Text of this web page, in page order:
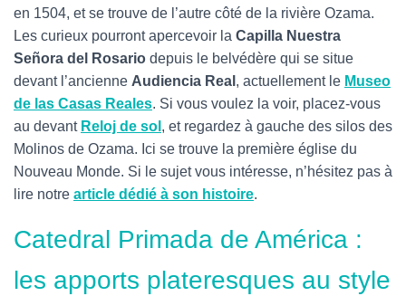
en 1504, et se trouve de l’autre côté de la rivière Ozama.
Les curieux pourront apercevoir la Capilla Nuestra
Señora del Rosario depuis le belvédère qui se situe
devant l’ancienne Audiencia Real , actuellement le Museo
de las Casas Reales. Si vous voulez la voir, placez-vous
au devant Reloj de sol , et regardez à gauche des silos des
Molinos de Ozama. Ici se trouve la première église du
Nouveau Monde. Si le sujet vous intéresse, n’hésitez pas à
lire notre article dédié à son histoire.
Catedral Primada de América :
les apports plateresques au style